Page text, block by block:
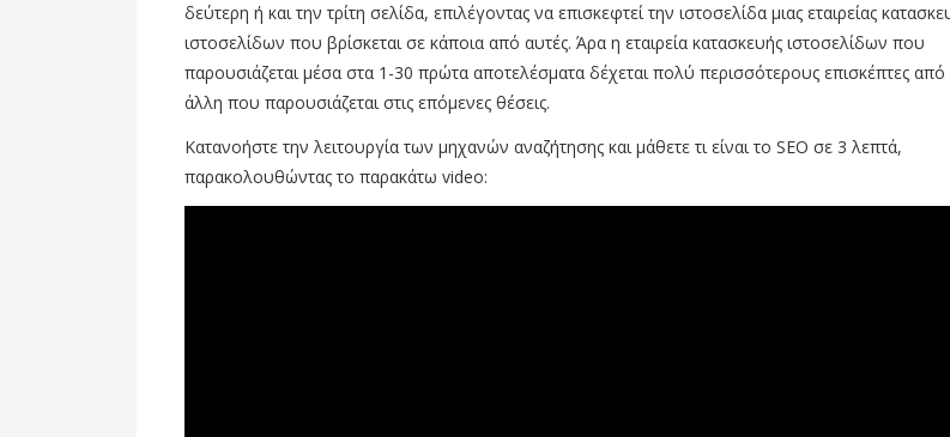
δεύτερη ή και την τρίτη σελίδα, επιλέγοντας να επισκεφτεί την ιστοσελίδα μιας εταιρείας
ιστοσελίδων που βρίσκεται σε κάποια από αυτές. Άρα η εταιρεία κατασκευής ιστοσελίδων που
παρουσιάζεται μέσα στα 1-30 πρώτα αποτελέσματα δέχεται πολύ περισσότερους επισκέπτες από
άλλη που παρουσιάζεται στις επόμενες θέσεις.
Κατανοήστε την λειτουργία των μηχανών αναζήτησης και μάθετε τι είναι το SEO σε 3 λεπτά,
παρακολουθώντας το παρακάτω video: